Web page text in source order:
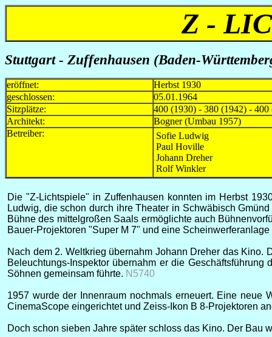
Z -
Stuttgart - Zuffenhausen (Baden-
eröffnet:
Herbst 1930
geschlossen:
05.01.1964
Sitzplätze:
400 (1930) - 380 (1942) - 400
Architekt:
Bogner (Umbau 1957)
Betreiber:
Sofie Ludwig
Paul Hoville
Johann Dreher
Rolf Winkler
Die "Z-Lichtspiele" in Zuffenhausen konnten im Herbst
Ludwig, die schon durch ihre Theater in Schwäbisch
Bühne des mittelgroßen Saals ermöglichte auch
Bauer-Projektoren "Super M 7" und eine
Nach dem 2. Weltkrieg übernahm Johann Dreher das Kino.
Beleuchtungs-Inspektor übernahm er die
Söhnen gemeinsam führte. N5740
1957 wurde der Innenraum nochmals erneuert. Eine
CinemaScope eingerichtet und Zeiss-Ikon B 8-Projektoren
Doch schon sieben Jahre später schloss das Kino. Der Bau